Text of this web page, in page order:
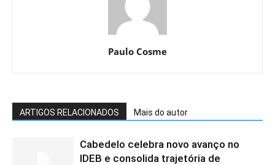
Paulo Cosme
ARTIGOS RELACIONADOS Mais do autor
Cabedelo celebra novo avanço no
IDEB e consolida trajetória de